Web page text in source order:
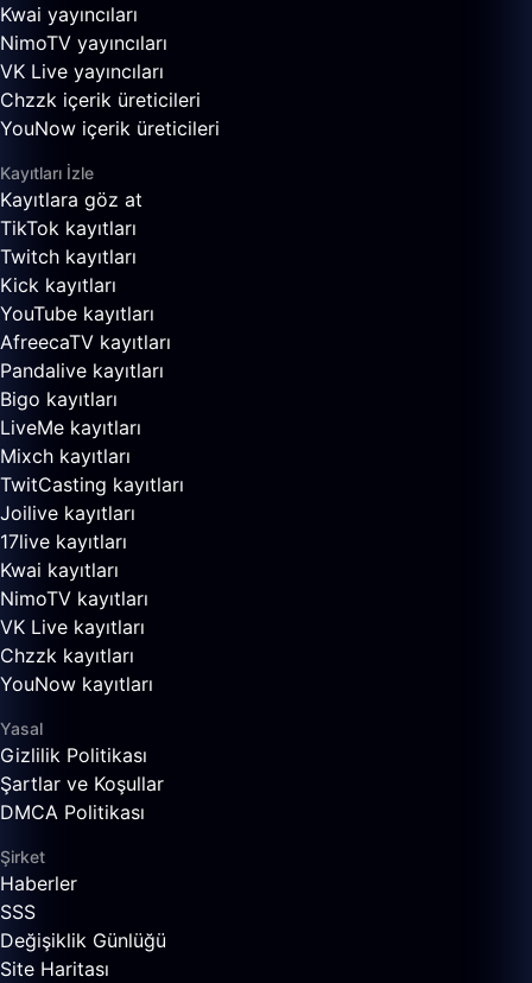
Kwai yayıncıları
NimoTV yayıncıları
VK Live yayıncıları
Chzzk içerik üreticileri
YouNow içerik üreticileri
Kayıtları İzle
Kayıtlara göz at
TikTok kayıtları
Twitch kayıtları
Kick kayıtları
YouTube kayıtları
AfreecaTV kayıtları
Pandalive kayıtları
Bigo kayıtları
LiveMe kayıtları
Mixch kayıtları
TwitCasting kayıtları
Joilive kayıtları
17live kayıtları
Kwai kayıtları
NimoTV kayıtları
VK Live kayıtları
Chzzk kayıtları
YouNow kayıtları
Yasal
Gizlilik Politikası
Şartlar ve Koşullar
DMCA Politikası
Şirket
Haberler
SSS
Değişiklik Günlüğü
Site Haritası